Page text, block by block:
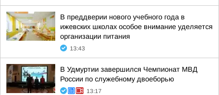
В преддверии нового учебного года в
ижевских школах особое внимание уделяется
организации питания
13:43
В Удмуртии завершился Чемпионат МВД
России по служебному двоеборью
13:17